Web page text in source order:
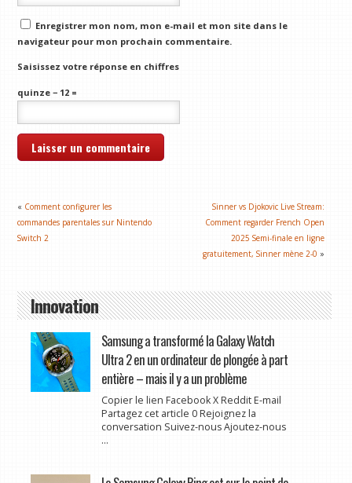
Enregistrer mon nom, mon e-mail et mon site dans le
navigateur pour mon prochain commentaire.
Saisissez votre réponse en chiffres
quinze − 12 =
« Comment configurer les
commandes parentales sur Nintendo
Switch 2
Sinner vs Djokovic Live Stream:
Comment regarder French Open
2025 Semi-finale en ligne
gratuitement, Sinner mène 2-0 »
Innovation
Samsung a transformé la Galaxy Watch
Ultra 2 en un ordinateur de plongée à part
entière – mais il y a un problème
Copier le lien Facebook X Reddit E-mail
Partagez cet article 0 Rejoignez la
conversation Suivez-nous Ajoutez-nous
...